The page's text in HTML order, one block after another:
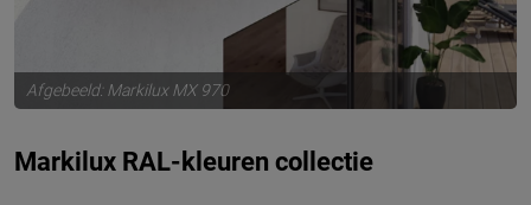
Afgebeeld: Markilux MX 970
Markilux RAL-kleuren collectie